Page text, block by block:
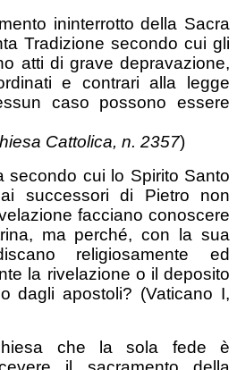
ininterrotto della Sacra
Tradizione secondo cui gli
atti di grave depravazione,
e contrari alla legge
caso possono essere
Cattolica, n. 2357)
secondo cui lo Spirito Santo
successori di Pietro non
facciano conoscere
ma perché, con la sua
religiosamente ed
la rivelazione o il deposito
dagli apostoli? (Vaticano I,
che la sola fede è